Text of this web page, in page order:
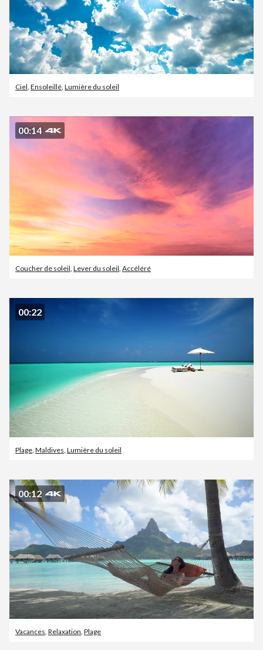
Ciel, Ensoleillé, Lumière du soleil
00:14
Coucher de soleil, Lever du soleil, Accéléré
00:22
Plage, Maldives, Lumière du soleil
00:12
Vacances, Relaxation, Plage